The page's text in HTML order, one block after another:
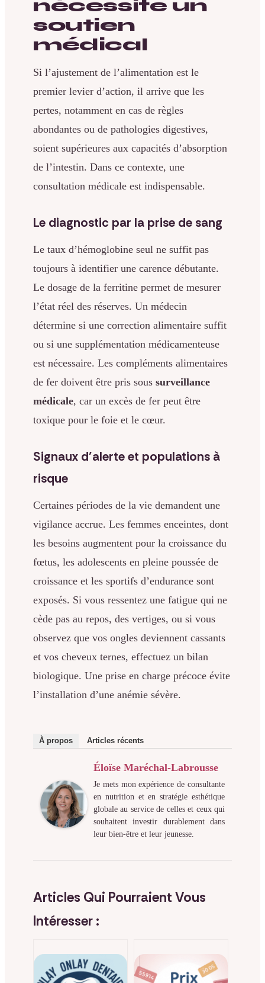
nécessite un
soutien
médical
Si l’ajustement de l’alimentation est le
premier levier d’action, il arrive que les
pertes, notamment en cas de règles
abondantes ou de pathologies digestives,
soient supérieures aux capacités d’absorption
de l’intestin. Dans ce contexte, une
consultation médicale est indispensable.
Le diagnostic par la prise de sang
Le taux d’hémoglobine seul ne suffit pas
toujours à identifier une carence débutante.
Le dosage de la ferritine permet de mesurer
l’état réel des réserves. Un médecin
détermine si une correction alimentaire suffit
ou si une supplémentation médicamenteuse
est nécessaire. Les compléments alimentaires
de fer doivent être pris sous surveillance
médicale, car un excès de fer peut être
toxique pour le foie et le cœur.
Signaux d’alerte et populations à
risque
Certaines périodes de la vie demandent une
vigilance accrue. Les femmes enceintes, dont
les besoins augmentent pour la croissance du
fœtus, les adolescents en pleine poussée de
croissance et les sportifs d’endurance sont
exposés. Si vous ressentez une fatigue qui ne
cède pas au repos, des vertiges, ou si vous
observez que vos ongles deviennent cassants
et vos cheveux ternes, effectuez un bilan
biologique. Une prise en charge précoce évite
l’installation d’une anémie sévère.
À propos Articles récents
Éloïse Maréchal-Labrousse
Je mets mon expérience de consultante
en nutrition et en stratégie esthétique
globale au service de celles et ceux qui
souhaitent investir durablement dans
leur bien-être et leur jeunesse.
Articles Qui Pourraient Vous
Intéresser :